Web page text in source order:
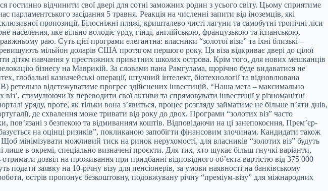
відчинити свої двері для сотні заможних родин з усього світу. Цьому сприятиме
засідання 5 травня. Реакція на численні запити від іноземців, які
пропозиції. Білосніжні пляжі, кришталево чисті лагуни та самобутні тропічні ліси
яке вільно володіє урду, гінді, англійською, французькою та іспанською,
раю. Суть цієї програми елегантна: власники “золотої візи” та їхні близькі –
мільйон доларів США протягом першого року. Ця віза відкриває двері до цілої
дітям навчання у престижних приватних школах острова. Крім того, для нових мешканців
бізнесу на Маврикій. За словами пана Рамгулама, щорічно буде видаватися не
глобальні казначейські операції, штучний інтелект, біотехнології та відновлювана
ретельно відстежуватиме прогрес здійснених інвестицій. “Наша мета – максимально
стимулюючи їх переводити свої активи та спрямовувати інвестиції у різноманітні
уряду, проте, як тільки вона з’явиться, процес розгляду займатиме не більше п’яти днів,
де схвалення може тривати від року до двох. Програми “золотих віз” часто
з безпекою та відмиванням коштів. Відповідаючи на ці занепокоєння, Прем’єр-
на оцінці ризиків”, покликаною запобігти фінансовим злочинам. Кандидати також
мінімізувати можливий тиск на ринок нерухомості, для власників “золотих віз” будуть
в окремі, спеціально визначені проєкти. Для тих, хто шукає більш гнучкі варіанти,
дозвіл на проживання при придбанні відповідного об’єкта вартістю від 375 000
заявку на 10-річну візу для пенсіонерів, за умови наявності на банківському
острів пропонує безкоштовну, подовжувану річну “преміум-візу” для міжнародних